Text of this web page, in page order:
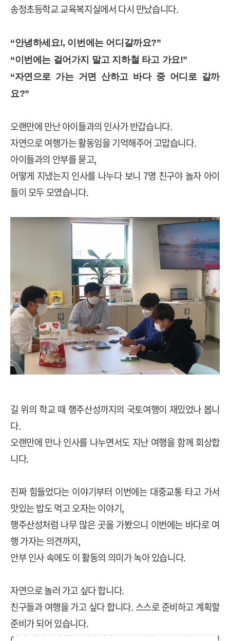
송정초등학교 교육복지실에서 다시 만났습니다.
“안녕하세요!, 이번에는 어디갈까요?”
“이번에는 걸어가지 말고 지하철 타고 가요!”
“자연으로 가는 거면 산하고 바다 중 어디로 갈까
요?”
오랜만에 만난 아이들과의 인사가 반갑습니다.
자연으로 여행가는 활동임을 기억해주어 고맙습니다.
아이들과의 안부를 묻고,
어떻게 지냈는지 인사를 나누다 보니 7명 친구야 놀자 아이
들이 모두 모였습니다.
길 위의 학교 때 행주산성까지의 국토여행이 재밌었나 봅니
다.
오랜만에 만나 인사를 나누면서도 지난 여행을 함께 회상합
니다.
진짜 힘들었다는 이야기부터 이번에는 대중교통 타고 가서
맛있는 밥도 먹고 오자는 이야기,
행주산성처럼 나무 많은 곳을 가봤으니 이번에는 바다로 여
행 가자는 의견까지,
안부 인사 속에도 이 활동의 의미가 녹아 있습니다.
자연으로 놀러 가고 싶다 합니다.
친구들과 여행을 가고 싶다 합니다. 스스로 준비하고 계획할
준비가 되어 있습니다.